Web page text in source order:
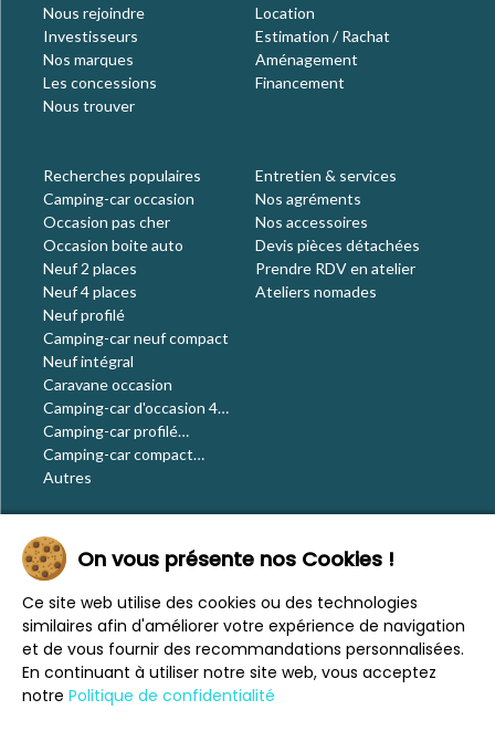
Nous rejoindre
Investisseurs
Nos marques
Les concessions
Nous trouver
Location
Estimation / Rachat
Aménagement
Financement
Recherches populaires
Camping-car occasion
Occasion pas cher
Occasion boite auto
Neuf 2 places
Neuf 4 places
Neuf profilé
Camping-car neuf compact
Neuf intégral
Caravane occasion
Camping-car d'occasion 4
places
Camping-car profilé
occasion
Camping-car compact
occasion
Autres
Entretien & services
Nos agréments
Nos accessoires
Devis pièces détachées
Prendre RDV en atelier
Ateliers nomades
Le blog
Actualités
Évènements
Nos conseils
Vos voyages
CaraMaps
Espace presse
On vous présente nos Cookies !
Ce site web utilise des cookies ou des technologies
similaires afin d'améliorer votre expérience de navigation
et de vous fournir des recommandations personnalisées.
En continuant à utiliser notre site web, vous acceptez
notre Politique de confidentialité